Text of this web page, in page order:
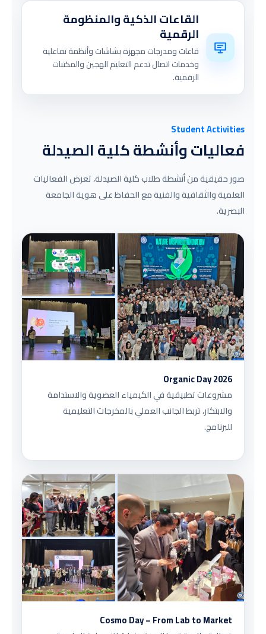
القاعات الذكية والمنظومة
الرقمية
قاعات ومدرجات مجهزة بشاشات وأنظمة تفاعلية
وخدمات اتصال تدعم التعليم الهجين والمكتبات
الرقمية.
Student Activities
فعاليات وأنشطة كلية الصيدلة
صور حقيقية من أنشطة طلاب كلية الصيدلة، تعرض الفعاليات
العلمية والثقافية والفنية مع الحفاظ على هوية الجامعة
البصرية.
Organic Day 2026
مشروعات تطبيقية في الكيمياء العضوية والاستدامة
والابتكار، تربط الجانب العملي بالمخرجات التعليمية
للبرنامج.
Cosmo Day – From Lab to Market